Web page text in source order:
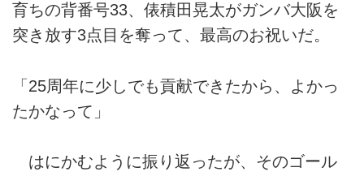
育ちの背番号33、俵積田晃太がガンバ大阪を
突き放す3点目を奪って、最高のお祝いだ。
「25周年に少しでも貢献できたから、よかっ
たかなって」
はにかむように振り返ったが、そのゴール